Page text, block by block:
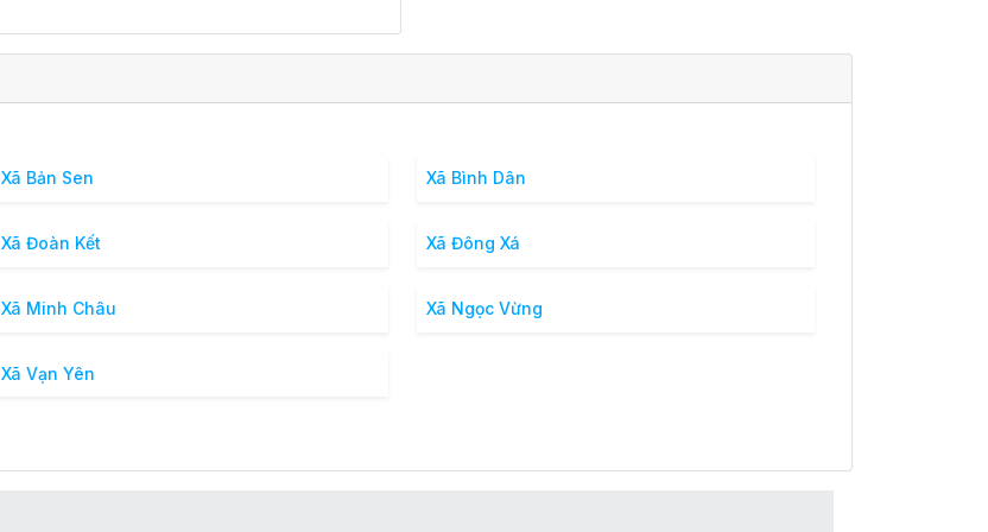
Xã Bản Sen Xã Bình Dân
Xã Đoàn Kết Xã Đông Xá
Xã Minh Châu Xã Ngọc Vừng
Xã Vạn Yên